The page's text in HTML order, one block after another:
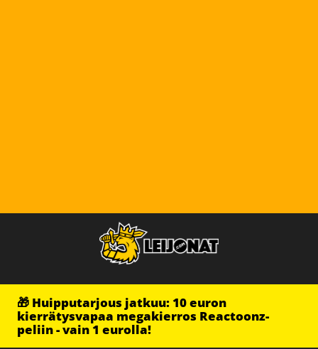
🎁 Huipputarjous jatkuu: 10 euron
kierrätysvapaa megakierros Reactoonz-
peliin - vain 1 eurolla!